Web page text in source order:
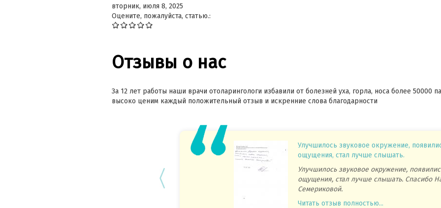
вторник, июля 8, 2025
Оцените, пожалуйста, статью.:
Отзывы о нас
За 12 лет работы наши врачи отоларингологи избавили от болезней уха, горла, носа более 50000
высоко ценим каждый положительный отзыв и искренние слова благодарности
Улучшилось звуковое окружение,
ощущения, стал лучше слышать.
Улучшилось звуковое окружение,
ощущения, стал лучше слышать. Спасибо
Семериковой.
Читать отзыв полностью...